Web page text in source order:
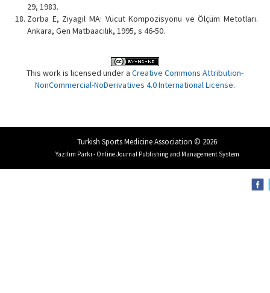
29, 1983.
Zorba E, Ziyagil MA: Vücut Kompozisyonu ve Ölçüm Metotları.
Ankara, Gen Matbaacılık, 1995, s 46-50.
This work is licensed under a Creative Commons Attribution-
NonCommercial-NoDerivatives 4.0 International License.
Turkish Sports Medicine Association © 2026
Yazılım Parkı - Online Journal Publishing and Management System